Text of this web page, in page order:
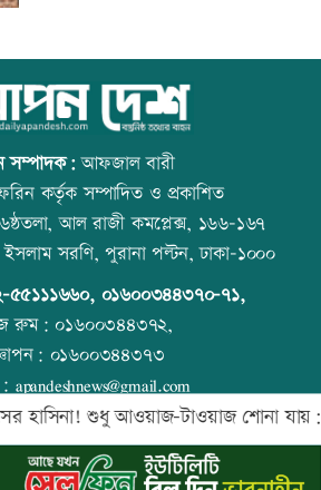
পাঁচ আর্থিক প্রতিষ্ঠান বন্ধের অনুমোদন,
রোববার প্রশাসক নিয়োগ
ঢাকা-ময়মনসিংহ রেল যোগাযোগ স্বাভাবিক
সিঙ্গাপুর থেকে এক কার্গো এলএনজি কিনবে
সরকার
উত্থান-পতনের বাজারে আজ স্বর্ণের ভরি কত
কোরআন-হাদিসে নামাজ না পড়ার শাস্তি
আজ স্বর্ণ-রুপা যে দামে বিক্রি হচ্ছে
সম্পাদক:আফজাল বারী
কর্তৃক সম্পাদিত ও প্রকাশিত
আল রাজী কমপ্লেক্স, ১৬৬-১৬৭
সরণি, পুরানা পল্টন, ঢাকা-১০০০
৫৫১১১৬৬০, ০১৬০০৩৪৪৩৭০-৭১,
রুম:০১৬০০৩৪৪৩৭২,
০১৬০০৩৪৪৩৭৩
apandeshnews@gmail.com
ডটকমকর্তৃক সর্বসত্ব ® সংরক্ষিত | উন্নয়নে
ইমিথমেকারস.কম
শুধু আওয়াজ-টাওয়াজ শোনা যায়: স্বরাষ্ট্রমন্ত্রী